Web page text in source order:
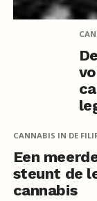
CANNABIS IN DE
Een
steunt de
cannabis